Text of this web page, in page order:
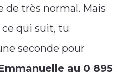
de très normal. Mais
ce qui suit, tu
seconde pour
au 0 895